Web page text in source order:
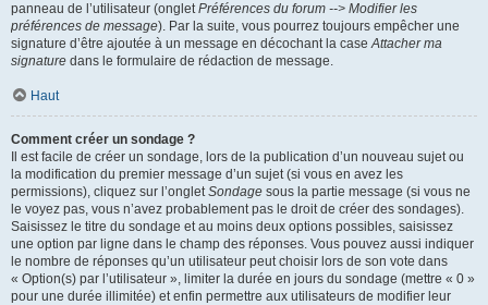
panneau de l’utilisateur (ongletPréférences du forum --> Modifier les
préférences de message). Par la suite, vous pourrez toujours empêcher une
signature d’être ajoutée à un message en décochant la caseAttacher ma
signature dans le formulaire de rédaction de message.
Haut
Comment créer un sondage ?
Il est facile de créer un sondage, lors de la publication d’un nouveau sujet ou
la modification du premier message d’un sujet (si vous en avez les
permissions), cliquez sur l’ongletSondage sous la partie message (si vous ne
le voyez pas, vous n’avez probablement pas le droit de créer des sondages).
Saisissez le titre du sondage et au moins deux options possibles, saisissez
une option par ligne dans le champ des réponses. Vous pouvez aussi indiquer
le nombre de réponses qu’un utilisateur peut choisir lors de son vote dans
« Option(s) par l’utilisateur », limiter la durée en jours du sondage (mettre « 0 »
pour une durée illimitée) et enfin permettre aux utilisateurs de modifier leur